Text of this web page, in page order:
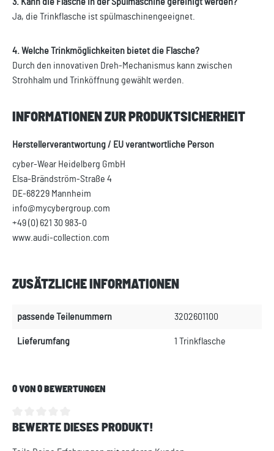
3. Kann die Flasche in der Spülmaschine gereinigt werden?
Ja, die Trinkflasche ist spülmaschinengeeignet.
4. Welche Trinkmöglichkeiten bietet die Flasche?
Durch den innovativen Dreh-Mechanismus kann zwischen
Strohhalm und Trinköffnung gewählt werden.
INFORMATIONEN ZUR PRODUKTSICHERHEIT
Herstellerverantwortung / EU verantwortliche Person
cyber-Wear Heidelberg GmbH
Elsa-Brändström-Straße 4
DE-68229 Mannheim
info@mycybergroup.com
+49 (0) 621 30 983-0
www.audi-collection.com
ZUSÄTZLICHE INFORMATIONEN
passende Teilenummern 3202601100
Lieferumfang 1 Trinkflasche
0 VON 0 BEWERTUNGEN
Durchschnittliche Bewertung von 0 von 5 Sternen
BEWERTE DIESES PRODUKT!